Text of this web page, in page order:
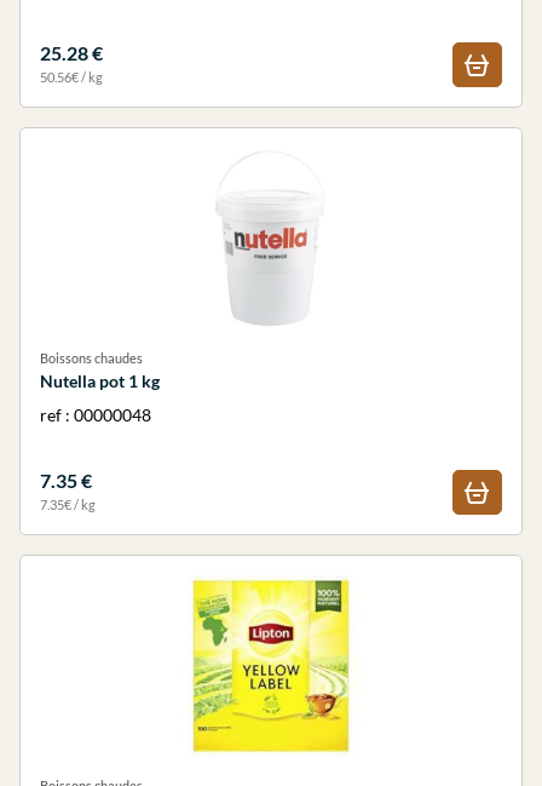
25.28 €
50.56€ / kg
Boissons chaudes
Nutella pot 1 kg
ref : 00000048
7.35 €
7.35€ / kg